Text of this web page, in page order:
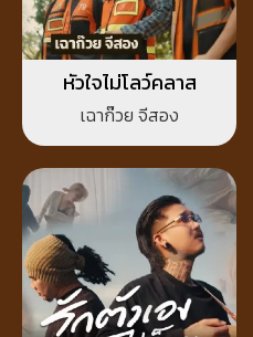
หัวใจไม่โลว์คลาส
เฉาก๊วย จีสอง